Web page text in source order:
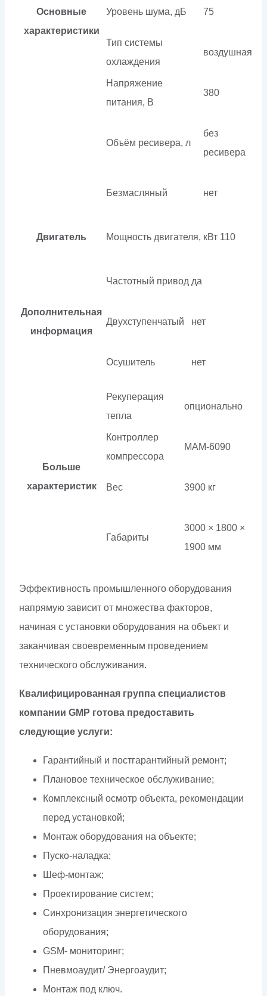
Основные
характеристики
Уровень шума, дБ 75
Тип системы
охлаждения
воздушная
Напряжение
питания, В
380
Объём ресивера, л
без
ресивера
Безмасляный нет
Двигатель Мощность двигателя, кВт 110
Дополнительная
информация
Частотный привод да
Двухступенчатый нет
Осушитель нет
Больше
характеристик
Рекуперация
тепла
опционально
Контроллер
компрессора
МАМ-6090
Вес 3900 кг
Габариты
3000 × 1800 ×
1900 мм
Эффективность промышленного оборудования
напрямую зависит от множества факторов,
начиная с установки оборудования на объект и
заканчивая своевременным проведением
технического обслуживания.
Квалифицированная группа специалистов
компании GMP готова предоставить
следующие услуги:
Гарантийный и постгарантийный ремонт;
Плановое техническое обслуживание;
Комплексный осмотр объекта, рекомендации
перед установкой;
Монтаж оборудования на объекте;
Пуско-наладка;
Шеф-монтаж;
Проектирование систем;
Синхронизация энергетического
оборудования;
GSM- мониторинг;
Пневмоаудит/ Энергоаудит;
Монтаж под ключ.